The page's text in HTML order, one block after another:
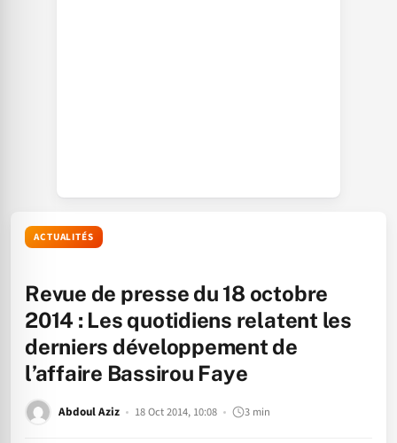
ACTUALITÉS
Revue de presse du 18 octobre
2014 : Les quotidiens relatent les
derniers développement de
l’affaire Bassirou Faye
Abdoul Aziz 18 Oct 2014, 10:08 3 min